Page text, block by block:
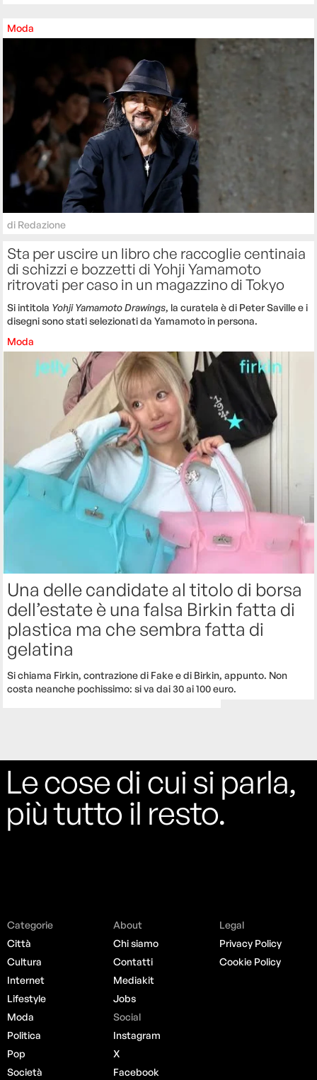
Moda
di Redazione
Sta per uscire un libro che raccoglie centinaia
di schizzi e bozzetti di Yohji Yamamoto
ritrovati per caso in un magazzino di Tokyo
Si intitola Yohji Yamamoto Drawings, la curatela è di Peter Saville e i
disegni sono stati selezionati da Yamamoto in persona.
Moda
Una delle candidate al titolo di borsa
dell’estate è una falsa Birkin fatta di
plastica ma che sembra fatta di
gelatina
Si chiama Firkin, contrazione di Fake e di Birkin, appunto. Non
costa neanche pochissimo: si va dai 30 ai 100 euro.
Le cose di cui si parla,
più tutto il resto.
Categorie
Città
Cultura
Internet
Lifestyle
Moda
Politica
Pop
Società
About
Chi siamo
Contatti
Mediakit
Jobs
Social
Instagram
X
Facebook
Legal
Privacy Policy
Cookie Policy